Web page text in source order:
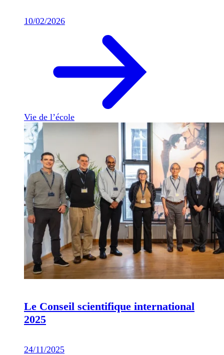
10/02/2026
Vie de l’école
Le Conseil scientifique international
2025
24/11/2025